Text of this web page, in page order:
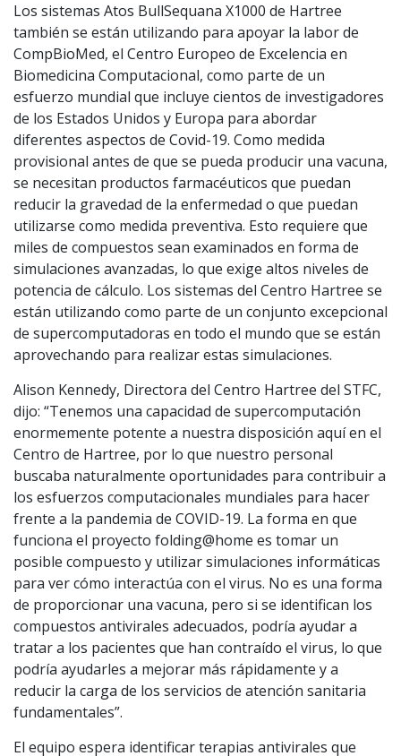
Los sistemas Atos BullSequana X1000 de Hartree
también se están utilizando para apoyar la labor de
CompBioMed, el Centro Europeo de Excelencia en
Biomedicina Computacional, como parte de un
esfuerzo mundial que incluye cientos de investigadores
de los Estados Unidos y Europa para abordar
diferentes aspectos de Covid-19. Como medida
provisional antes de que se pueda producir una vacuna,
se necesitan productos farmacéuticos que puedan
reducir la gravedad de la enfermedad o que puedan
utilizarse como medida preventiva. Esto requiere que
miles de compuestos sean examinados en forma de
simulaciones avanzadas, lo que exige altos niveles de
potencia de cálculo. Los sistemas del Centro Hartree se
están utilizando como parte de un conjunto excepcional
de supercomputadoras en todo el mundo que se están
aprovechando para realizar estas simulaciones.
Alison Kennedy, Directora del Centro Hartree del STFC,
dijo: “Tenemos una capacidad de supercomputación
enormemente potente a nuestra disposición aquí en el
Centro de Hartree, por lo que nuestro personal
buscaba naturalmente oportunidades para contribuir a
los esfuerzos computacionales mundiales para hacer
frente a la pandemia de COVID-19. La forma en que
funciona el proyecto folding@home es tomar un
posible compuesto y utilizar simulaciones informáticas
para ver cómo interactúa con el virus. No es una forma
de proporcionar una vacuna, pero si se identifican los
compuestos antivirales adecuados, podría ayudar a
tratar a los pacientes que han contraído el virus, lo que
podría ayudarles a mejorar más rápidamente y a
reducir la carga de los servicios de atención sanitaria
fundamentales”.
El equipo espera identificar terapias antivirales que